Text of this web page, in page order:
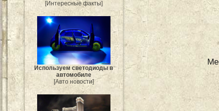
[Интересные факты]
Используем светодиоды в
автомобиле
[Авто новости]